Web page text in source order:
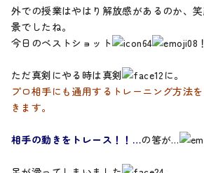
外での授業はやはり解放感があるのか、
景でしたね。
今日のベストショット
ただ真剣にやる時は真剣
に。
プロ相手にも通用するトレーニング方法
きます。
相手の動きをトレース！！…の筈が…